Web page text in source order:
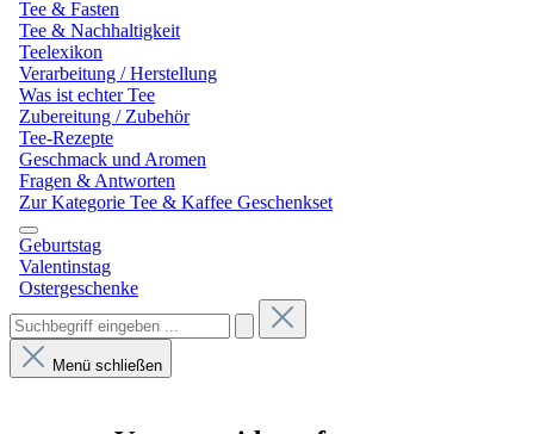
Tee & Fasten
Tee & Nachhaltigkeit
Teelexikon
Verarbeitung / Herstellung
Was ist echter Tee
Zubereitung / Zubehör
Tee-Rezepte
Geschmack und Aromen
Fragen & Antworten
Zur Kategorie Tee & Kaffee Geschenkset
Geburtstag
Valentinstag
Ostergeschenke
Menü schließen